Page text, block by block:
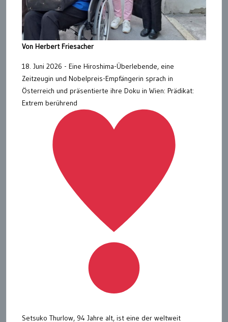
Von Herbert Friesacher
18. Juni 2026 - Eine Hiroshima-Überlebende, eine
Zeitzeugin und Nobelpreis-Empfängerin sprach in
Österreich und präsentierte ihre Doku in Wien: Prädikat:
Extrem berührend
Setsuko Thurlow, 94 Jahre alt, ist eine der weltweit